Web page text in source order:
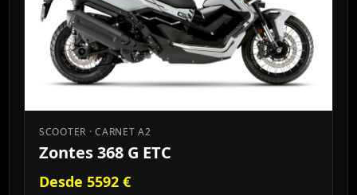
SCOOTER · CARNET A2
Zontes 368 G ETC
Desde 5592 €